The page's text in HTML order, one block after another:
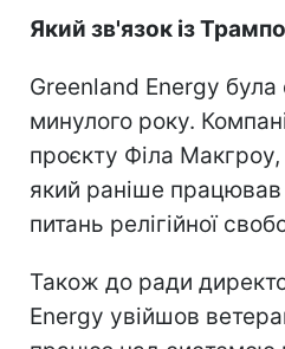
Який зв'язок із
Greenland Energy була
минулого року.
проєкту Філа
який раніше працював
питань релігійної
Також до ради
Energy увійшов